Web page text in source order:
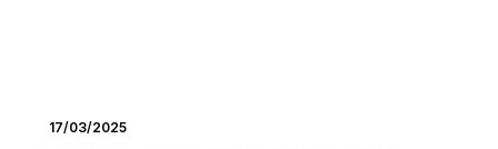
17/03/2025